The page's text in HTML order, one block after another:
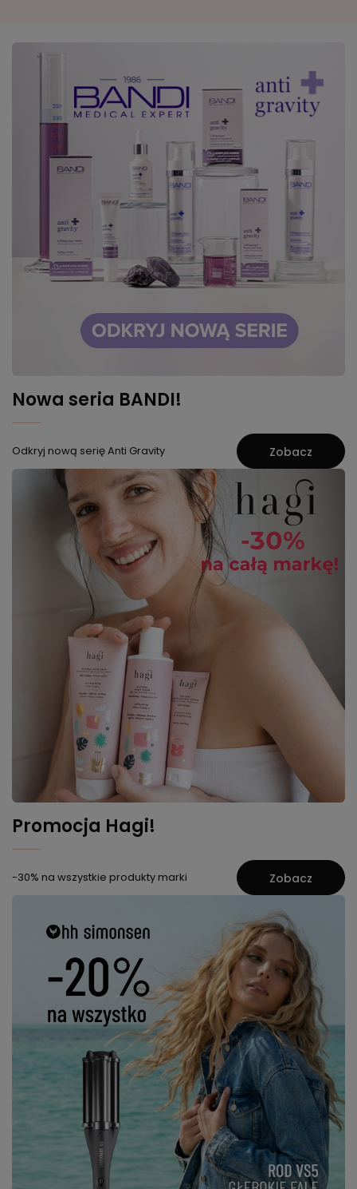
Nowa seria BANDI!
Odkryj nową serię Anti Gravity Zobacz
Promocja Hagi!
-30% na wszystkie produkty marki Zobacz